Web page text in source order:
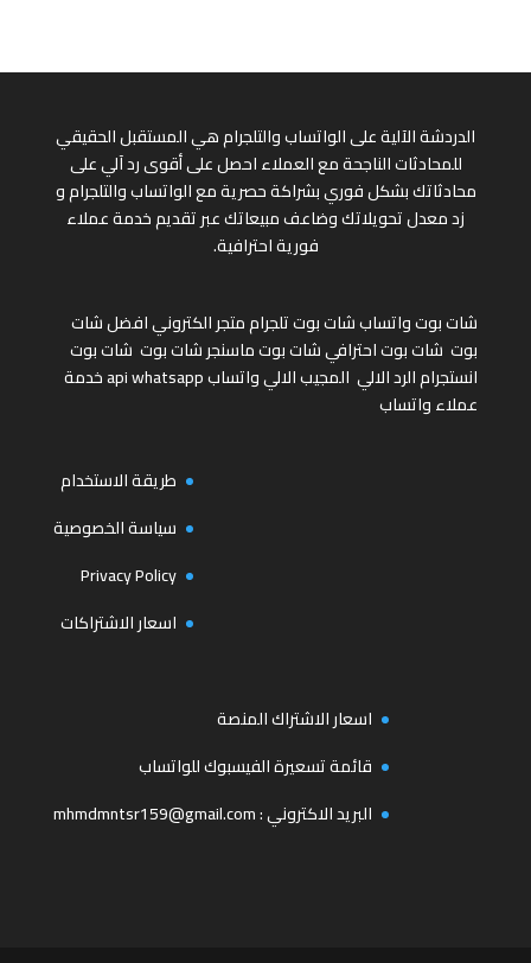
الدردشة الآلية على الواتساب والتلجرام هي المستقبل الحقيقي
للمحادثات الناجحة مع العملاء احصل على أقوى رد آلي على
محادثاتك بشكل فوري بشراكة حصرية مع الواتساب والتلجرام و
زد معدل تحويلاتك وضاعف مبيعاتك عبر تقديم خدمة عملاء
فورية احترافية.
شات بوت واتسابشات بوت تلجراممتجر الكترونيافضل شات
بوت شات بوت احترافيشات بوت ماسنجرشات بوت شات بوت
انستجرامالرد الالي المجيب الالي واتسابapi whatsappخدمة
عملاء واتساب
طريقة الاستخدام
سياسة الخصوصية
Privacy Policy
اسعار الاشتراكات
اسعار الاشتراك المنصة
قائمة تسعيرة الفيسبوك للواتساب
البريد الاكتروني :mhmdmntsr159@gmail.com